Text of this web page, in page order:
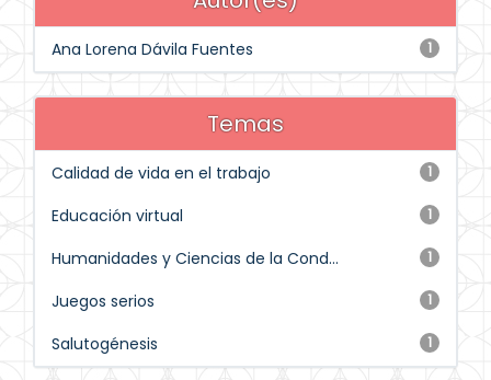
1
Ana Lorena Dávila Fuentes
Temas
1
Calidad de vida en el trabajo
1
Educación virtual
1
Humanidades y Ciencias de la Cond...
1
Juegos serios
1
Salutogénesis